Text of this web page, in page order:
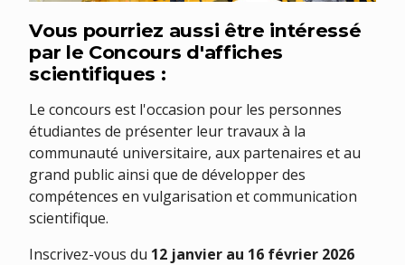
Vous pourriez aussi être intéressé
par le Concours d'affiches
scientifiques :
Le concours est l'occasion pour les personnes
étudiantes de présenter leur travaux à la
communauté universitaire, aux partenaires et au
grand public ainsi que de développer des
compétences en vulgarisation et communication
scientifique.
Inscrivez-vous du 12 janvier au 16 février 2026